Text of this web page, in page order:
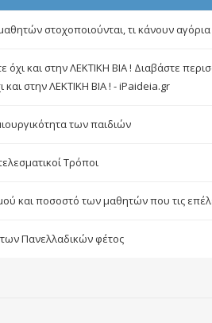
στοχοποιούνται, τι κάνουν αγόρια
όχι και στην ΛΕΚΤΙΚΗ ΒΙΑ ! Διαβάστε
και στην ΛΕΚΤΙΚΗ ΒΙΑ ! - iPaideia.gr
των παιδιών
Τρόποι
και ποσοστό των μαθητών που τις
Πανελλαδικών φέτος